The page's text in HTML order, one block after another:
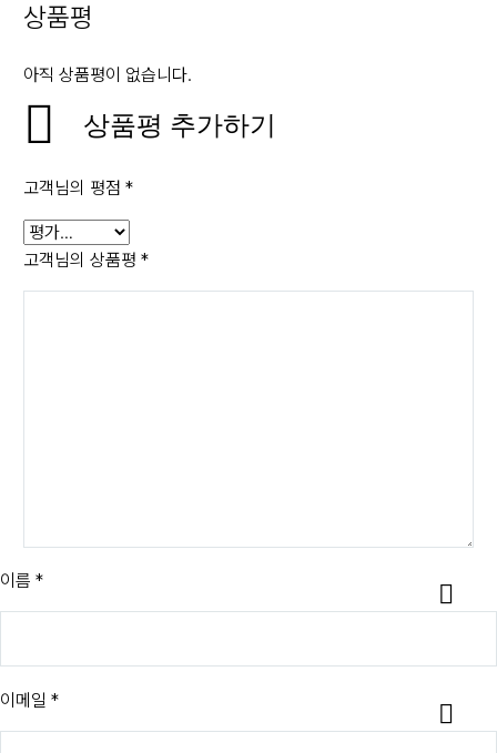
상품평
아직 상품평이 없습니다.
상품평 추가하기
고객님의 평점 *
고객님의 상품평 *
이름 *
이메일 *